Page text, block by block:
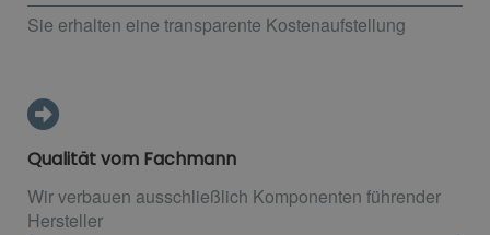
Sie erhalten eine transparente Kostenaufstellung
Qualität vom Fachmann
Wir verbauen ausschließlich Komponenten führender
Hersteller